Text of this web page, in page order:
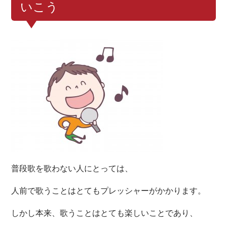
いこう
普段歌を歌わない人にとっては、
人前で歌うことはとてもプレッシャーがかかります。
しかし本来、歌うことはとても楽しいことであり、